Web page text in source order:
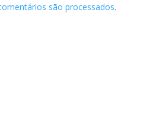
são processados.